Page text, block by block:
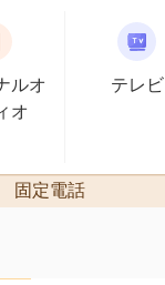
ルオ
オ
テレビ
固定電話